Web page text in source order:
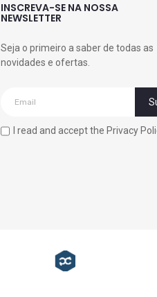
INSCREVA-SE NA NOSSA
NEWSLETTER
Seja o primeiro a saber de todas as
novidades e ofertas.
I read and accept the Privacy